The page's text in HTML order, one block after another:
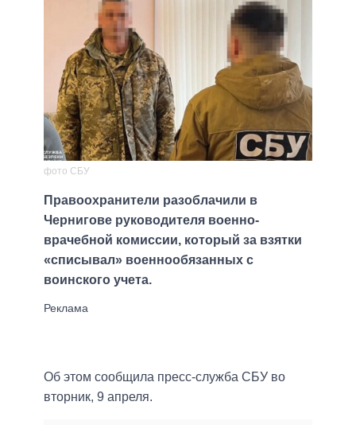
фото СБУ
Правоохранители разоблачили в
Чернигове руководителя военно-
врачебной комиссии, который за взятки
«списывал» военнообязанных с
воинского учета.
Об этом сообщила пресс-служба СБУ во
вторник, 9 апреля.